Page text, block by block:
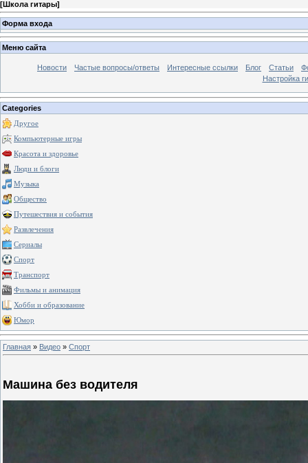
[Школа гитары]
Форма входа
Меню сайта
Новости Частые вопросы/ответы Интересные ссылки Блог Статьи
Настройка
Categories
Другое
Компьютерные игры
Красота и здоровье
Люди и блоги
Музыка
Общество
Путешествия и события
Развлечения
Сериалы
Спорт
Транспорт
Фильмы и анимация
Хобби и образование
Юмор
Главная » Видео » Спорт
Машина без водителя